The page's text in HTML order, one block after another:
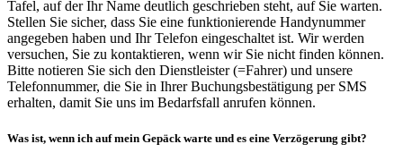
Tafel, auf der Ihr Name deutlich geschrieben steht, auf Sie warten.
Stellen Sie sicher, dass Sie eine funktionierende Handynummer
angegeben haben und Ihr Telefon eingeschaltet ist. Wir werden
versuchen, Sie zu kontaktieren, wenn wir Sie nicht finden können.
Bitte notieren Sie sich den Dienstleister (=Fahrer) und unsere
Telefonnummer, die Sie in Ihrer Buchungsbestätigung per SMS
erhalten, damit Sie uns im Bedarfsfall anrufen können.
Was ist, wenn ich auf mein Gepäck warte und es eine Verzögerung gibt?